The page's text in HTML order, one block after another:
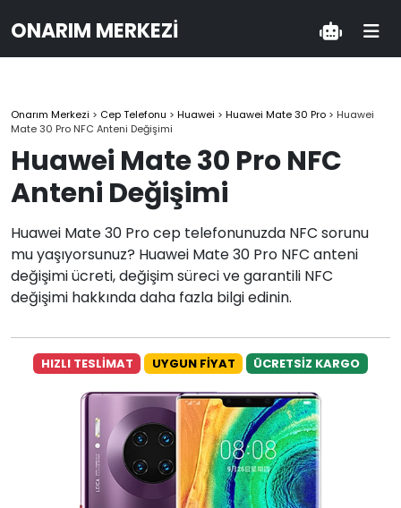
ONARIM MERKEZI
Onarım Merkezi > Cep Telefonu > Huawei > Huawei Mate 30 Pro > Huawei
Mate 30 Pro NFC Anteni Değişimi
Huawei Mate 30 Pro NFC
Anteni Değişimi
Huawei Mate 30 Pro cep telefonunuzda NFC sorunu
mu yaşıyorsunuz? Huawei Mate 30 Pro NFC anteni
değişimi ücreti, değişim süreci ve garantili NFC
değişimi hakkında daha fazla bilgi edinin.
HIZLI TESLİMAT UYGUN FİYAT ÜCRETSİZ KARGO